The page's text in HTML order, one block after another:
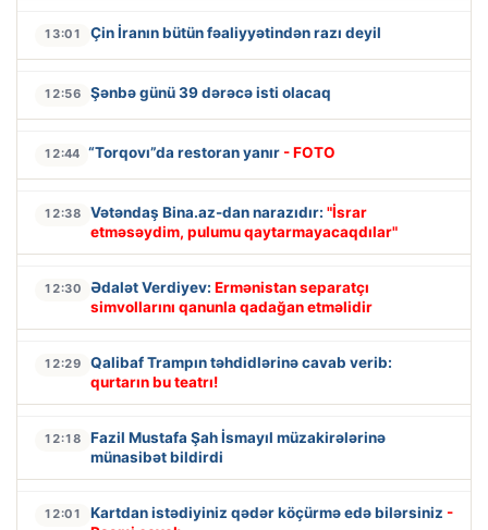
13:01 Çin İranın bütün fəaliyyətindən razı deyil
12:56 Şənbə günü 39 dərəcə isti olacaq
12:44 “Torqovı”da restoran yanır - FOTO
12:38 Vətəndaş Bina.az-dan narazıdır: "İsrar
etməsəydim, pulumu qaytarmayacaqdılar"
12:30 Ədalət Verdiyev: Ermənistan separatçı
simvollarını qanunla qadağan etməlidir
12:29
Qalibaf Trampın təhdidlərinə cavab verib:
qurtarın bu teatrı!
12:18
Fazil Mustafa Şah İsmayıl müzakirələrinə
münasibət bildirdi
12:01 Kartdan istədiyiniz qədər köçürmə edə bilərsiniz -